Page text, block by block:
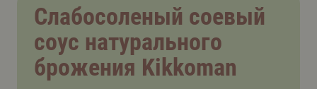
Слабосоленый соевый
соус натурального
брожения Kikkoman